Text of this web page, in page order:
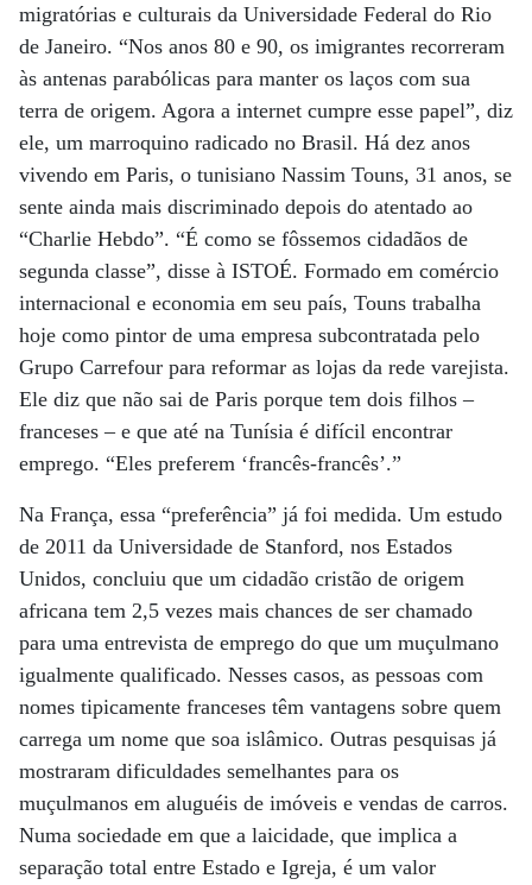
migratórias e culturais da Universidade Federal do Rio
de Janeiro. “Nos anos 80 e 90, os imigrantes recorreram
às antenas parabólicas para manter os laços com sua
terra de origem. Agora a internet cumpre esse papel”, diz
ele, um marroquino radicado no Brasil. Há dez anos
vivendo em Paris, o tunisiano Nassim Touns, 31 anos, se
sente ainda mais discriminado depois do atentado ao
“Charlie Hebdo”. “É como se fôssemos cidadãos de
segunda classe”, disse à ISTOÉ. Formado em comércio
internacional e economia em seu país, Touns trabalha
hoje como pintor de uma empresa subcontratada pelo
Grupo Carrefour para reformar as lojas da rede varejista.
Ele diz que não sai de Paris porque tem dois filhos –
franceses – e que até na Tunísia é difícil encontrar
emprego. “Eles preferem ‘francês-francês’.”
Na França, essa “preferência” já foi medida. Um estudo
de 2011 da Universidade de Stanford, nos Estados
Unidos, concluiu que um cidadão cristão de origem
africana tem 2,5 vezes mais chances de ser chamado
para uma entrevista de emprego do que um muçulmano
igualmente qualificado. Nesses casos, as pessoas com
nomes tipicamente franceses têm vantagens sobre quem
carrega um nome que soa islâmico. Outras pesquisas já
mostraram dificuldades semelhantes para os
muçulmanos em aluguéis de imóveis e vendas de carros.
Numa sociedade em que a laicidade, que implica a
separação total entre Estado e Igreja, é um valor